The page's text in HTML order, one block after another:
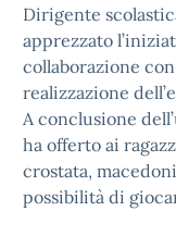
Dirigente
apprezzato
collaborazione
realizzazione
A conclusione
ha offerto ai
crostata,
possibilità di